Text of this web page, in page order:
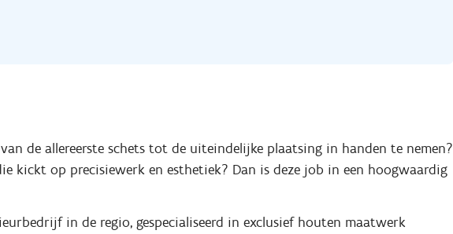
de allereerste schets tot de uiteindelijke plaatsing in handen te nemen?
kickt op precisiewerk en esthetiek? Dan is deze job in een hoogwaardig
in de regio, gespecialiseerd in exclusief houten maatwerk